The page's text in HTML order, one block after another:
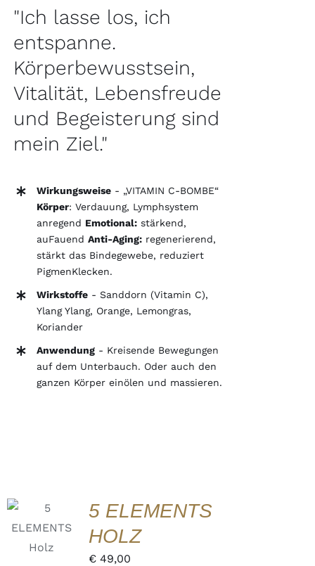
"Ich lasse los, ich
entspanne.
Körperbewusstsein,
Vitalität, Lebensfreude
und Begeisterung sind
mein Ziel."
Wirkungsweise - „VITAMIN C-BOMBE“
Körper: Verdauung, Lymphsystem
anregend Emotional: stärkend,
auFauendAnti-Aging: regenerierend,
stärkt das Bindegewebe, reduziert
PigmenKlecken.
Wirkstoffe - Sanddorn (Vitamin C),
Ylang Ylang, Orange, Lemongras,
Koriander
Anwendung - Kreisende Bewegungen
auf dem Unterbauch. Oder auch den
ganzen Körper einölen und massieren.
WARENKORB
/
QUICK
5 ELEMENTS
HOLZ
€49,00